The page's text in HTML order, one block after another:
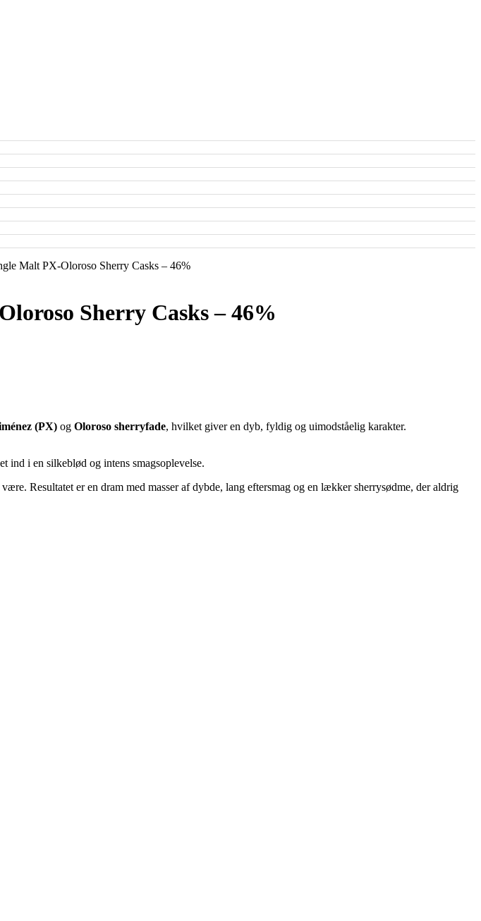
Malt PX-Oloroso Sherry Casks – 46%
Sherry Casks – 46%
(PX) og Oloroso sherryfade, hvilket giver en dyb, fyldig og uimodståelig karakter.
ind i en silkeblød og intens smagsoplevelse.
Resultatet er en dram med masser af dybde, lang eftersmag og en lækker sherrysødme, der aldrig